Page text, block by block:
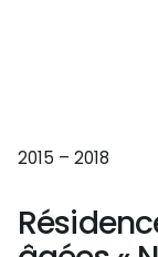
2015 – 2018